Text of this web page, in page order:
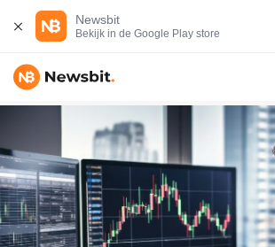
Newsbit
Bekijk in de Google Play store